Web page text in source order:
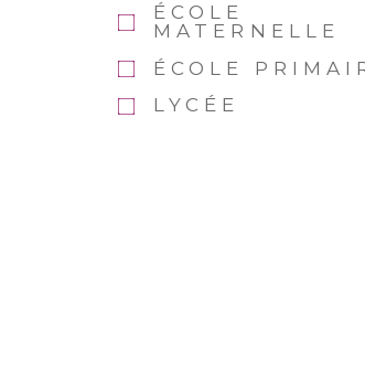
ÉCOLE
MATERNELLE
ÉCOLE
LYCÉE